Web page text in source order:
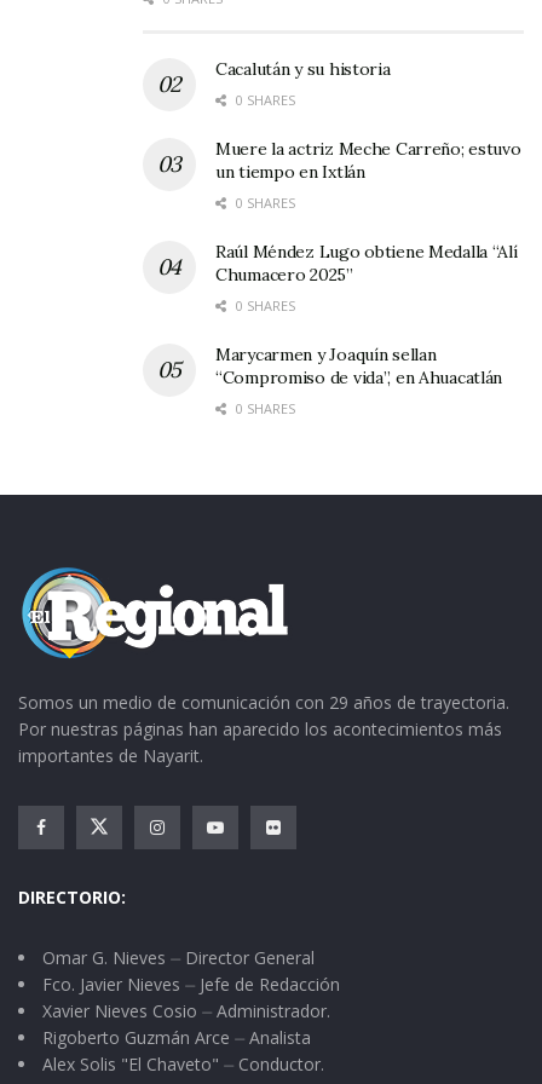
siempre a la mano.
Finalmente es de buena educación llevar
obsequios tradicionales de la región donde
vivimos a las personas con quienes nos vamos a
hospedar. Y si nos pensamos quedar en un
hotel, igualmente es importante tener
consideración, un detalle y una gratificación
para quienes nos atiendan.
Cacalután y su historia
0 SHARES
Muere la actriz Meche Carreño; estuvo
un tiempo en Ixtlán
0 SHARES
Raúl Méndez Lugo obtiene Medalla “Alí
Chumacero 2025”
0 SHARES
Marycarmen y Joaquín sellan
“Compromiso de vida”, en Ahuacatlán
0 SHARES
Somos un medio de comunicación con 29 años de trayectoria.
Por nuestras páginas han aparecido los acontecimientos más
importantes de Nayarit.
DIRECTORIO:
Omar G. Nieves ⏤ Director General
Fco. Javier Nieves ⏤ Jefe de Redacción
Xavier Nieves Cosio ⏤ Administrador.
Rigoberto Guzmán Arce ⏤ Analista
Alex Solis "El Chaveto" ⏤ Conductor.